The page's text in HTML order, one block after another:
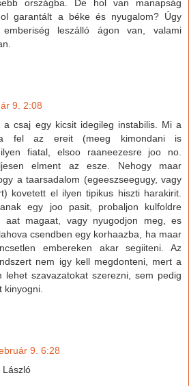
országba. De hol van manapság
garantált a béke és nyugalom? Úgy
leszálló ágon van, valami
9. 2:08
a csaj egy kicsit idegileg instabilis. Mi a
fel az ereit (meeg kimondani is
fiatal, elsoo raaneezesre joo no.
elment az esze. Nehogy maar
a taarsadalom (egeeszseegugy, vagy
kovetett el ilyen tipikus hiszti harakirit.
egy joo pasit, probaljon kulfoldre
aat magaat, vagy nyugodjon meg, es
csendben egy korhaazba, ha maar
embereken akar segiiteni. Az
nem igy kell megdonteni, mert a
lehet szavazatokat szerezni, sem pedig
kinyogni.
9. 6:28
László